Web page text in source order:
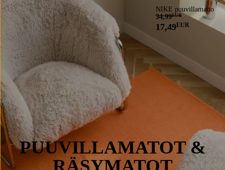
NIKE puuvillamatto
34,99EUR
17,49EUR
PUUVILLAMATOT &
RÄSYMATOT